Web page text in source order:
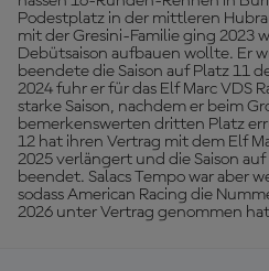
Podestplatz in der mittleren
mit der Gresini-Familie ging 2023
Debütsaison aufbauen wollte. Er
beendete die Saison auf Platz 11
2024 fuhr er für das Elf Marc VDS
starke Saison, nachdem er beim
bemerkenswerten dritten Platz
12 hat ihren Vertrag mit dem Elf
2025 verlängert und die Saison
beendet. Salacs Tempo war aber
sodass American Racing die
2026 unter Vertrag genommen